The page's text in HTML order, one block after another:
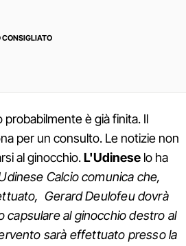
CONSIGLIATO
probabilmente è già finita. Il
per un consulto. Le notizie non
al ginocchio.L'Udinese lo ha
Calcio comunica che,
Gerard Deulofeu dovrà
al ginocchio destro al
sarà effettuato presso la